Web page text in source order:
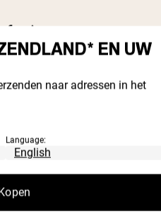
zoals het
kracht om een
EN UW
naar adressen in het
Language: